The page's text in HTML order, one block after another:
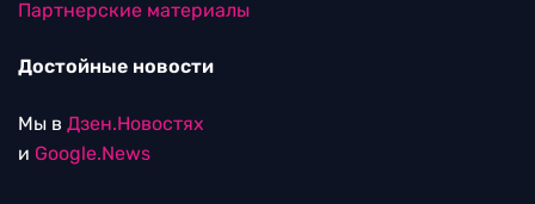
Партнерские материалы
Достойные новости
Мы в Дзен.Новостях
и Google.News